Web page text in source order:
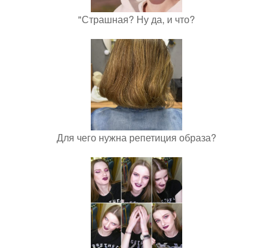
"Страшная? Ну да, и что?
Для чего нужна репетиция образа?